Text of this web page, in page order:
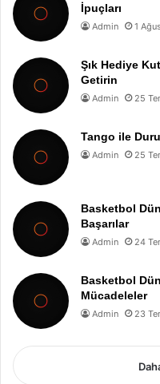
İpuçları
Admin 1
Şık Hediye
Getirin
Admin 25
Tango ile
Admin 25
Basketbol
Başarılar
Admin 24
Basketbol
Mücadeleler
Admin 23